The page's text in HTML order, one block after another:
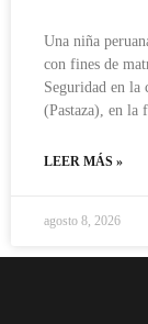
Una niña
con fines de
Seguridad en la
(Pastaza), en la
LEER MÁS »
agosto 8, 2026